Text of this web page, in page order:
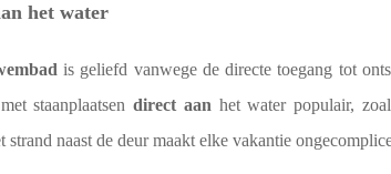
het water
is geliefd vanwege de directe toegang tot
staanplaatsendirect aan het water populair,
naast de deur maakt elke vakantie